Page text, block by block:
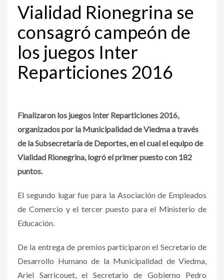
Vialidad Rionegrina se
consagró campeón de
los juegos Inter
Reparticiones 2016
Finalizaron los juegos Inter Reparticiones 2016,
organizados por la Municipalidad de Viedma a través
de la Subsecretaría de Deportes, en el cual el equipo de
Vialidad Rionegrina, logró el primer puesto con 182
puntos.
El segundo lugar fue para la Asociación de Empleados
de Comercio y el tercer puesto para el Ministerio de
Educación.
De la entrega de premios participaron el Secretario de
Desarrollo Humano de la Municipalidad de Viedma,
Ariel Sarricouet, el Secretario de Gobierno Pedro